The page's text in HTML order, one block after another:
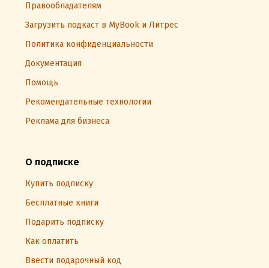
Правообладателям
Загрузить подкаст в MyBook и Литрес
Политика конфиденциальности
Документация
Помощь
Рекомендательные технологии
Реклама для бизнеса
О подписке
Купить подписку
Бесплатные книги
Подарить подписку
Как оплатить
Ввести подарочный код